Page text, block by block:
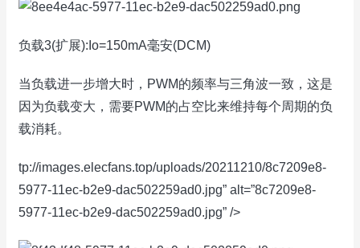
负载3(扩展):Io=150mA毫安(DCM)
当负载进一步增大时，PWM的频率与三角波一致，这是
因为负载变大，需要PWM的占空比来维持每个周期的负
载消耗。
tp://images.elecfans.top/uploads/20211210/8c7209e8-
5977-11ec-b2e9-dac502259ad0.jpg” alt=”8c7209e8-
5977-11ec-b2e9-dac502259ad0.jpg” />